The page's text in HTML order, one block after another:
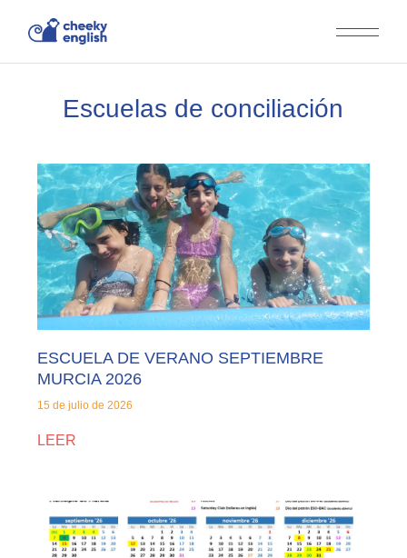
Escuelas de conciliación
ESCUELA DE VERANO SEPTIEMBRE
MURCIA 2026
15 de julio de 2026
LEER